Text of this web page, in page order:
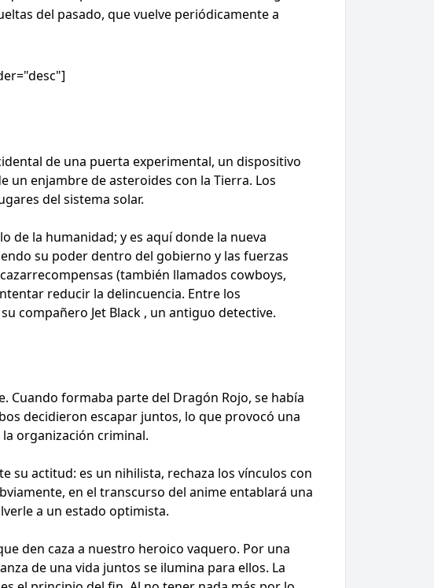
del pasado, que vuelve periódicamente a
de una puerta experimental, un dispositivo
un enjambre de asteroides con la Tierra. Los
del sistema solar.
de la humanidad; y es aquí donde la nueva
su poder dentro del gobierno y las fuerzas
(también llamados cowboys,
reducir la delincuencia. Entre los
compañero Jet Black , un antiguo detective.
Cuando formaba parte del Dragón Rojo, se había
decidieron escapar juntos, lo que provocó una
organización criminal.
su actitud: es un nihilista, rechaza los vínculos con
en el transcurso del anime entablará una
a un estado optimista.
den caza a nuestro heroico vaquero. Por una
de una vida juntos se ilumina para ellos. La